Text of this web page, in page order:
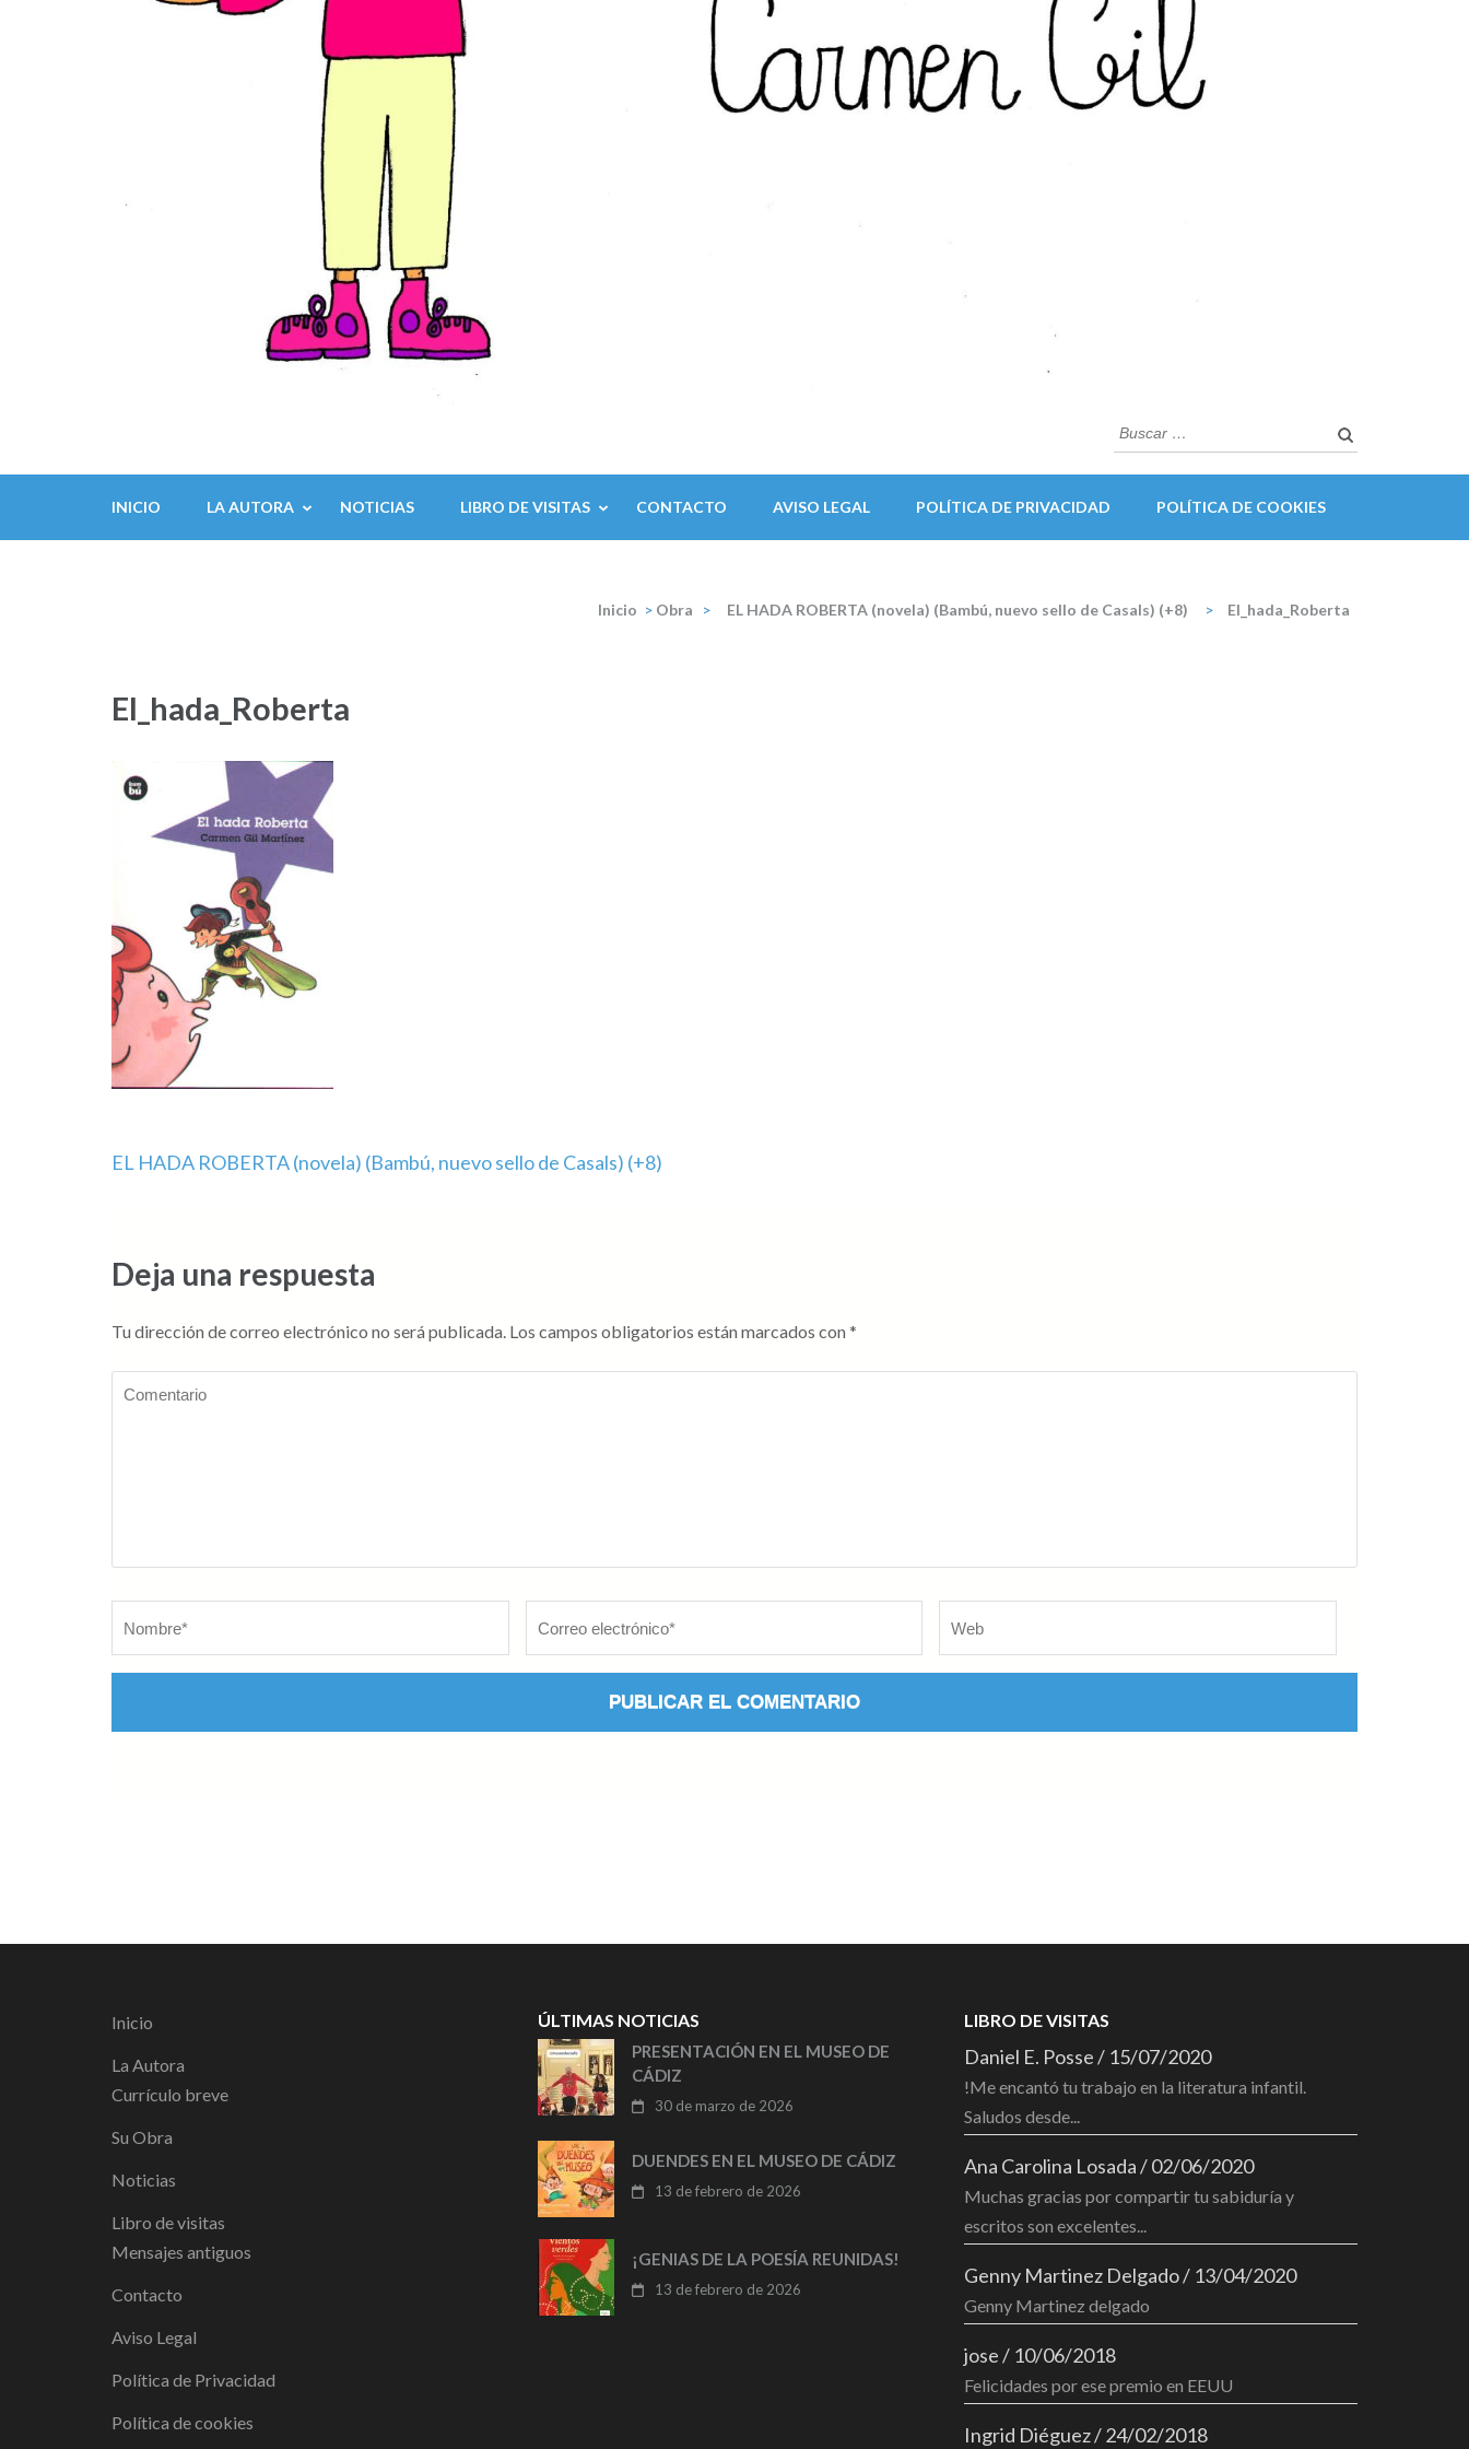
Buscar:
INICIO LA AUTORA NOTICIAS LIBRO DE VISITAS CONTACTO AVISO LEGAL POLÍTICA DE PRIVACIDAD POLÍTICA DE COOKIES
Inicio > Obra > EL HADA ROBERTA (novela) (Bambú, nuevo sello de Casals) (+8) > El_hada_Roberta
El_hada_Roberta
Navegación
entradas
EL HADA ROBERTA (novela) (Bambú, nuevo sello de Casals) (+8)
Deja una respuesta
Tu dirección de correo electrónico no será publicada. Los campos obligatorios están marcados con *
electrónico*
Inicio
La Autora
Currículo breve
Su Obra
Noticias
Libro de visitas
Mensajes antiguos
Contacto
Aviso Legal
Política de Privacidad
Política de cookies
ÚLTIMAS NOTICIAS
PRESENTACIÓN EN EL MUSEO DE
CÁDIZ
30 de marzo de 2026
DUENDES EN EL MUSEO DE CÁDIZ
13 de febrero de 2026
¡GENIAS DE LA POESÍA REUNIDAS!
13 de febrero de 2026
LIBRO DE VISITAS
Daniel E. Posse/ 15/07/2020
!Me encantó tu trabajo en la literatura infantil.
Saludos desde...
Ana Carolina Losada/02/06/2020
Muchas gracias por compartir tu sabiduría y
escritos son excelentes...
Genny Martinez Delgado/ 13/04/2020
Genny Martinez delgado
jose/ 10/06/2018
Felicidades por ese premio en EEUU
Ingrid Diéguez/24/02/2018